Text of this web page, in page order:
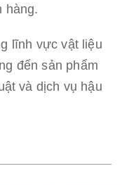
hàng.
lĩnh vực vật liệu
đến sản phẩm
và dịch vụ hậu